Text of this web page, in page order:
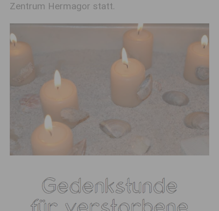
Zentrum Hermagor statt.